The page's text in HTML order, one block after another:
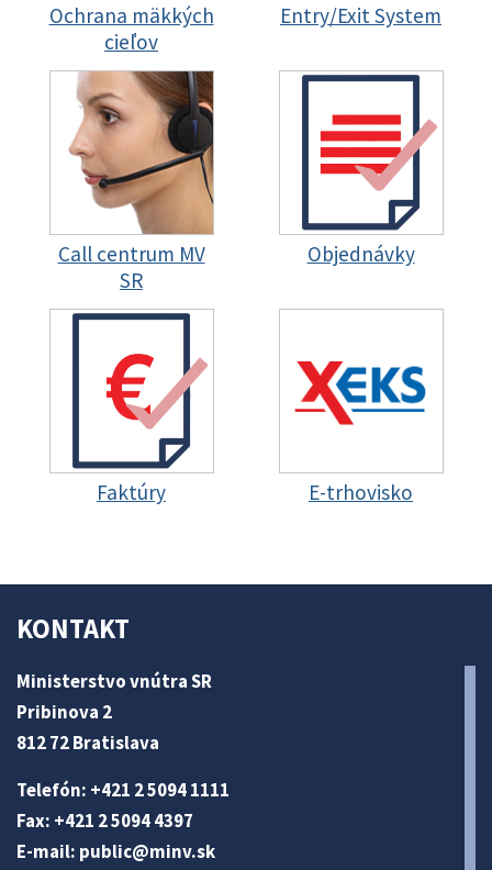
Ochrana mäkkých
cieľov
Entry/Exit System
Call centrum MV
SR
Objednávky
Faktúry E-trhovisko
KONTAKT
Ministerstvo vnútra SR
Pribinova 2
812 72 Bratislava
Telefón: +421 2 5094 1111
Fax: +421 2 5094 4397
E-mail: public@minv.sk